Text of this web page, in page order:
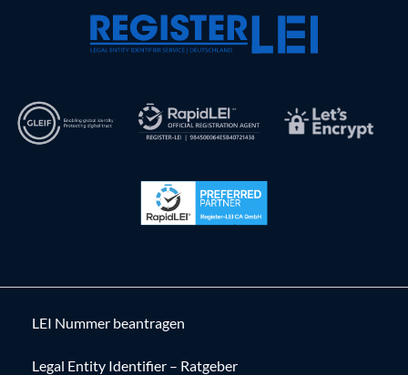
LEI Nummer beantragen
Legal Entity Identifier – Ratgeber